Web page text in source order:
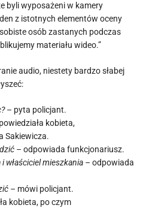
byli wyposażeni w kamery
z istotnych elementów oceny
osób zastanych podczas
materiału wideo.”
audio, niestety bardzo słabej
– pyta policjant.
kobieta,
Sakiewicza.
– odpowiada funkcjonariusz.
właściciel mieszkania – odpowiada
– mówi policjant.
kobieta, po czym